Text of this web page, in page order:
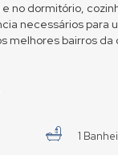
no dormitório,
necessários
melhores bairros da
1